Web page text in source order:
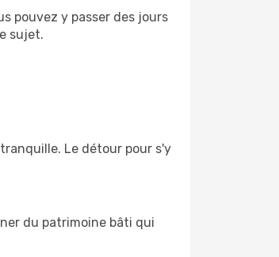
pouvez y passer des jours
sujet.
Le détour pour s'y
du patrimoine bâti qui